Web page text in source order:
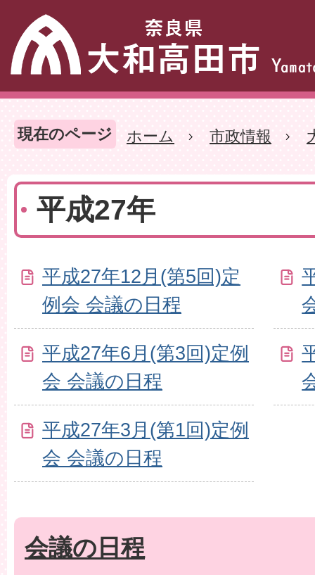
現在のページ ホーム 市政情報
平成27年
平成27年12月(第5回)定
例会 会議の日程
平成27年6月(第3回)定例
会 会議の日程
平成27年3月(第1回)定例
会 会議の日程
会議の日程